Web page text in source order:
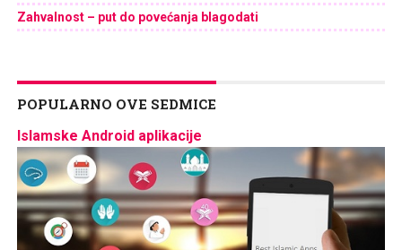
Zahvalnost – put do povećanja blagodati
POPULARNO OVE SEDMICE
Islamske Android aplikacije